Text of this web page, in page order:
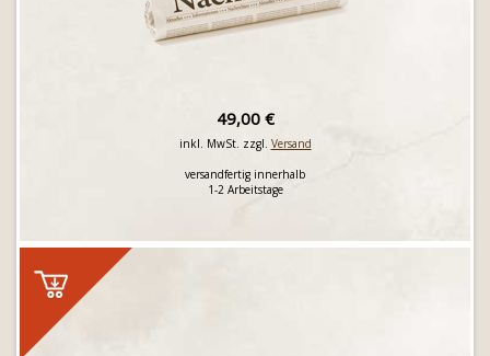
49,00 €
inkl. MwSt. zzgl. Versand
versandfertig innerhalb
1-2 Arbeitstage